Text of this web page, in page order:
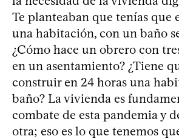
Te planteaban que tenías que
una habitación, con un baño
¿Cómo hace un obrero con
en un asentamiento? ¿Tiene
construir en 24 horas una
baño? La vivienda es
combate de esta pandemia y
otra; eso es lo que tenemos